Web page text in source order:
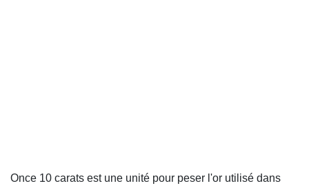
Once 10 carats est une unité pour peser l'or utilisé dans